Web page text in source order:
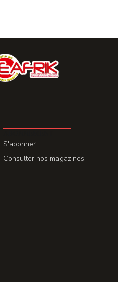
S'abonner
Consulter nos magazines